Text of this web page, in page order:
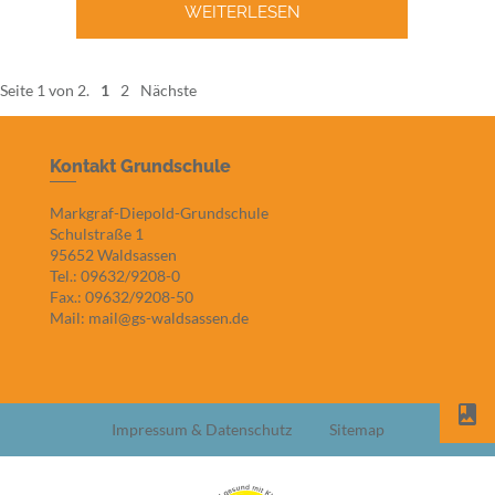
WEITERLESEN
Seite 1 von 2. 1 2 Nächste
Kontakt Grundschule
Markgraf-Diepold-Grundschule
Schulstraße 1
95652 Waldsassen
Tel.: 09632/9208-0
Fax.: 09632/9208-50
Mail: mail@gs-waldsassen.de
Impressum & Datenschutz Sitemap